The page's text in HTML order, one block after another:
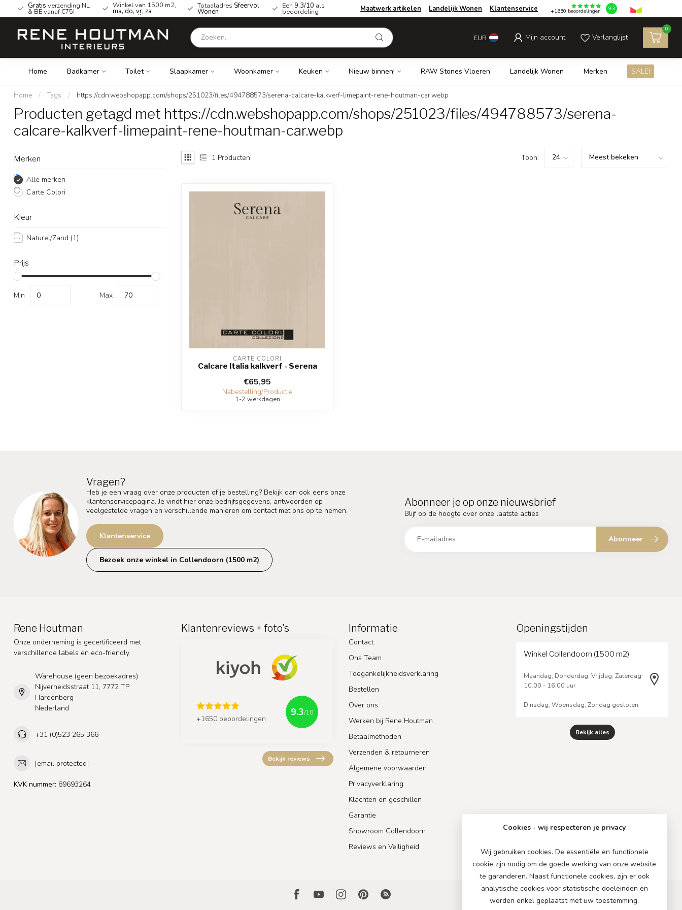
Gratis verzending NL
& BE vanaf €75!
Winkel van 1500 m2,
ma, do, vr, za
geopend!
Totaaladres Sfeervol
Wonen
Een 9,3/10 als
beoordeling Maatwerk artikelen Landelijk Wonen Klantenservice +1650 beoordelingen 9.3
EUR Mijn account Verlanglijst
0
Home Badkamer Toilet Slaapkamer Woonkamer Keuken Nieuw binnen! RAW Stones Vloeren Landelijk Wonen Merken SALE!
Home / Tags / https://cdn.webshopapp.com/shops/251023/files/494788573/serena-calcare-kalkverf-limepaint-rene-houtman-car.webp
Producten getagd met https://cdn.webshopapp.com/shops/251023/files/494788573/serena-
calcare-kalkverf-limepaint-rene-houtman-car.webp
Merken
Alle merken
Carte Colori
Kleur
Naturel/Zand (1)
Prijs
Min Max
1 Producten Toon:
CARTE COLORI
Calcare Italia kalkverf - Serena
€65,95
Nabestelling/Productie
1-2 werkdagen
Vragen?
Heb je een vraag over onze producten of je bestelling? Bekijk dan ook eens onze
klantenservicepagina. Je vindt hier onze bedrijfsgegevens, antwoorden op
veelgestelde vragen en verschillende manieren om contact met ons op te nemen.
Klantenservice
Bezoek onze winkel in Collendoorn (1500 m2)
Abonneer je op onze nieuwsbrief
Blijf op de hoogte over onze laatste acties
Abonneer
Rene Houtman
Onze onderneming is gecertificeerd met
verschillende labels en eco-friendly.
Warehouse (geen bezoekadres)
Nijverheidsstraat 11, 7772 TP
Hardenberg
Nederland
+31 (0)523 265 366
[email protected]
KVK nummer: 89693264
Klantenreviews + foto's
+1650 beoordelingen
9.3/10
Bekijk reviews
Informatie
Contact
Ons Team
Toegankelijkheidsverklaring
Bestellen
Over ons
Werken bij Rene Houtman
Betaalmethoden
Verzenden & retourneren
Algemene voorwaarden
Privacyverklaring
Klachten en geschillen
Garantie
Showroom Collendoorn
Reviews en Veiligheid
Openingstijden
Winkel Collendoorn (1500 m2)
Maandag, Donderdag, Vrijdag, Zaterdag
10.00 - 16:00 uur
Dinsdag, Woensdag, Zondag gesloten
Bekijk alles
Cookies - wij respecteren je privacy
Wij gebruiken cookies. De essentiële en functionele
cookie zijn nodig om de goede werking van onze website
te garanderen. Naast functionele cookies, zijn er ook
analytische cookies voor statistische doeleinden en
worden enkel geplaatst met uw toestemming.